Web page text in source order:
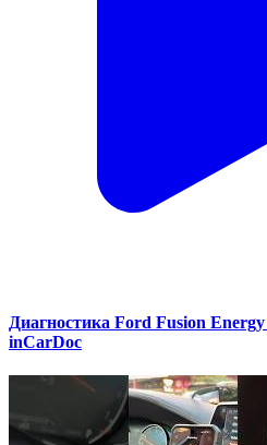
Диагностика Ford Fusion
inCarDoc